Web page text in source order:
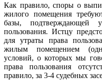
Как правило, споры о
жилого помещения
базы, подтверждающей
пользования. Истцу
для утраты права
жилым помещением
условий, о которых мы
права пользования
правило, за 3-4 судебных